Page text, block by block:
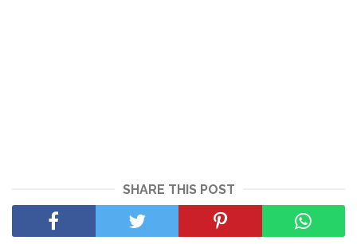
SHARE THIS POST